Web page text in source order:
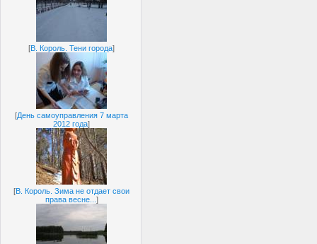
[В. Король. Тени города]
[День самоуправления 7 марта
2012 года]
[В. Король. Зима не отдает свои
права весне... ]